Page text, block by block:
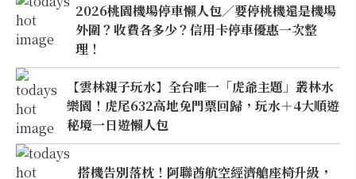
2026桃園機場停車懶人包／要停桃機還是機場
外圍？收費各多少？信用卡停車優惠一次整
理！
【雲林親子玩水】全台唯一「虎爺主題」叢林水
樂園！虎尾632高地免門票回歸，玩水＋4大順遊
秘境一日遊懶人包
搭機告別落枕！阿聯酋航空經濟艙座椅升級，